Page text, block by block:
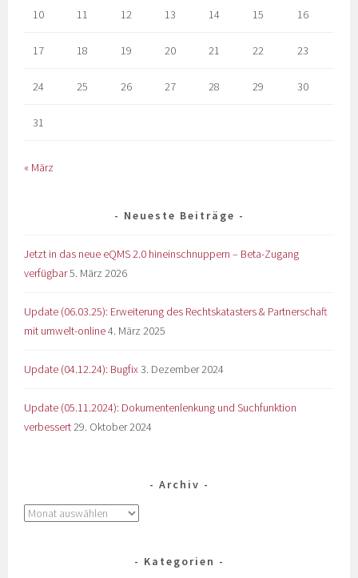
10 11 12 13 14 15 16
17 18 19 20 21 22 23
24 25 26 27 28 29 30
31
« März
Neueste Beiträge
Jetzt in das neue eQMS 2.0 hineinschnuppern – Beta-Zugang
verfügbar5. März 2026
Update (06.03.25): Erweiterung des Rechtskatasters & Partnerschaft
mit umwelt-online4. März 2025
Update (04.12.24): Bugfix3. Dezember 2024
Update (05.11.2024): Dokumentenlenkung und Suchfunktion
verbessert29. Oktober 2024
Archiv
Kategorien